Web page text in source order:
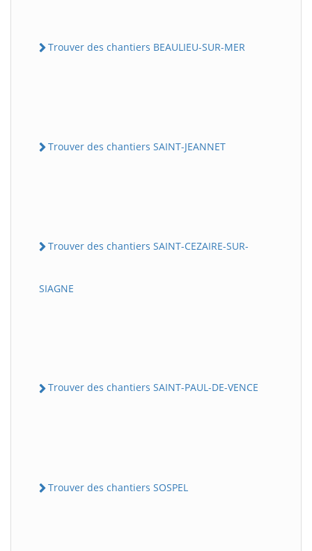
Trouver des chantiers BEAULIEU-SUR-MER
Trouver des chantiers SAINT-JEANNET
Trouver des chantiers SAINT-CEZAIRE-SUR-
SIAGNE
Trouver des chantiers SAINT-PAUL-DE-VENCE
Trouver des chantiers SOSPEL